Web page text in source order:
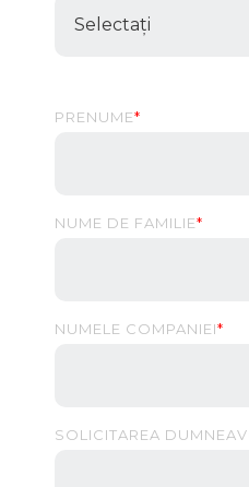
PRENUME*
NUME DE FAMILIE*
NUMELE COMPANIEI*
SOLICITAREA